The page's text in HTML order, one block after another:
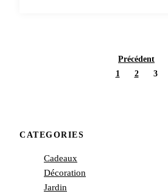
Précédent
1
2 3
CATEGORIES
Cadeaux
Décoration
Jardin